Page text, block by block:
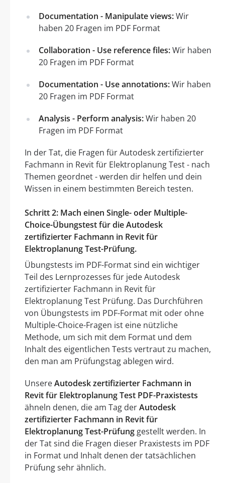
Documentation - Manipulate views:Wir
haben 20 Fragen im PDF Format
Collaboration - Use reference files:Wir haben
20 Fragen im PDF Format
Documentation - Use annotations:Wir haben
20 Fragen im PDF Format
Analysis - Perform analysis:Wir haben 20
Fragen im PDF Format
In der Tat, die Fragen für Autodesk zertifizierter
Fachmann in Revit für Elektroplanung Test - nach
Themen geordnet - werden dir helfen und dein
Wissen in einem bestimmten Bereich testen.
Schritt 2: Mach einen Single- oder Multiple-
Choice-Übungstest für die Autodesk
zertifizierter Fachmann in Revit für
Elektroplanung Test-Prüfung.
Übungstests im PDF-Format sind ein wichtiger
Teil des Lernprozesses für jede Autodesk
zertifizierter Fachmann in Revit für
Elektroplanung Test Prüfung. Das Durchführen
von Übungstests im PDF-Format mit oder ohne
Multiple-Choice-Fragen ist eine nützliche
Methode, um sich mit dem Format und dem
Inhalt des eigentlichen Tests vertraut zu machen,
den man am Prüfungstag ablegen wird.
UnsereAutodesk zertifizierter Fachmann in
Revit für Elektroplanung Test PDF-Praxistests
ähneln denen, die am Tag derAutodesk
zertifizierter Fachmann in Revit für
Elektroplanung Test-Prüfung gestellt werden. In
der Tat sind die Fragen dieser Praxistests im PDF
in Format und Inhalt denen der tatsächlichen
Prüfung sehr ähnlich.